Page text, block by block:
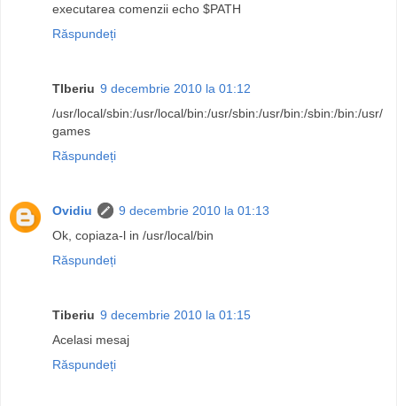
executarea comenzii echo $PATH
Răspundeți
TIberiu 9 decembrie 2010 la 01:12
/usr/local/sbin:/usr/local/bin:/usr/sbin:/usr/bin:/sbin:/bin:/usr/
games
Răspundeți
Ovidiu
9 decembrie 2010 la 01:13
Ok, copiaza-l in /usr/local/bin
Răspundeți
Tiberiu 9 decembrie 2010 la 01:15
Acelasi mesaj
Răspundeți